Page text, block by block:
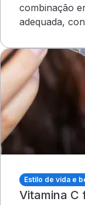
combinação
adequada,
Estilo de vida e
Vitamina C